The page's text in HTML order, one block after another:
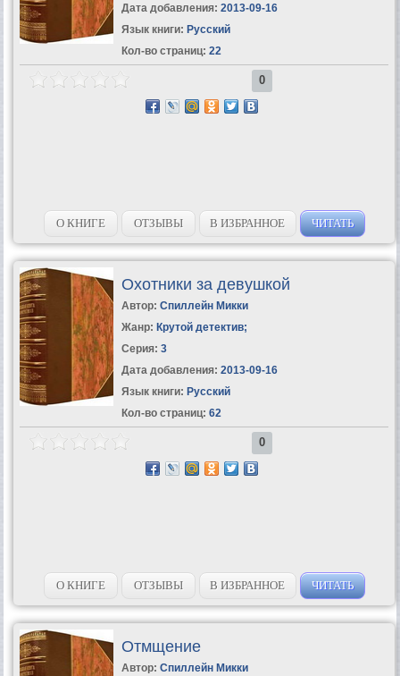
Дата добавления: 2013-09-16
Язык книги: Русский
Кол-во страниц: 22
0
О КНИГЕ ОТЗЫВЫ В ИЗБРАННОЕ ЧИТАТЬ
Охотники за девушкой
Автор: Спиллейн Микки
Жанр: Крутой детектив;
Серия: 3
Дата добавления: 2013-09-16
Язык книги: Русский
Кол-во страниц: 62
0
О КНИГЕ ОТЗЫВЫ В ИЗБРАННОЕ ЧИТАТЬ
Отмщение
Автор: Спиллейн Микки